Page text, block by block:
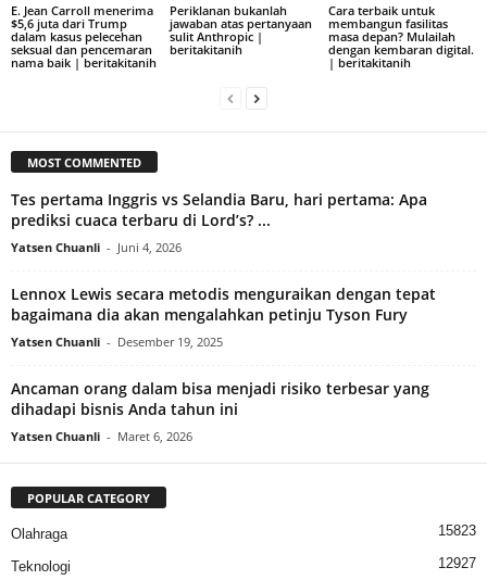
E. Jean Carroll menerima
$5,6 juta dari Trump
dalam kasus pelecehan
seksual dan pencemaran
nama baik | beritakitanih
Periklanan bukanlah
jawaban atas pertanyaan
sulit Anthropic |
beritakitanih
Cara terbaik untuk
membangun fasilitas
masa depan? Mulailah
dengan kembaran digital.
| beritakitanih
MOST COMMENTED
Tes pertama Inggris vs Selandia Baru, hari pertama: Apa
prediksi cuaca terbaru di Lord’s? ...
Yatsen Chuanli - Juni 4, 2026
Lennox Lewis secara metodis menguraikan dengan tepat
bagaimana dia akan mengalahkan petinju Tyson Fury
Yatsen Chuanli - Desember 19, 2025
Ancaman orang dalam bisa menjadi risiko terbesar yang
dihadapi bisnis Anda tahun ini
Yatsen Chuanli - Maret 6, 2026
POPULAR CATEGORY
Olahraga 15823
Teknologi 12927